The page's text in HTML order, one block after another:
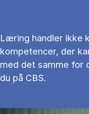
Læring handler ikke
kompetencer, der
med det samme for
du på CBS.